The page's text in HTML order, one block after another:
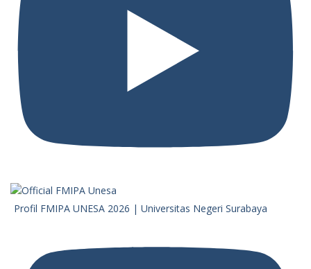
Profil FMIPA UNESA 2026 | Universitas Negeri Surabaya